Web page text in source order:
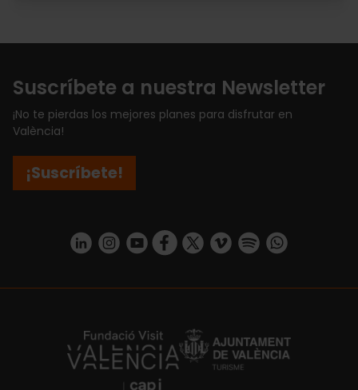
Suscríbete a nuestra Newsletter
¡No te pierdas los mejores planes para disfrutar en
València!
¡Suscríbete!
https://www.linkedin.com/company/turismo-valencia/mycompany/
https://www.instagram.com/visit_valencia/
https://www.youtube.com/user/
https://www.facebook.com/
https://twitter.com/
https://vimeo.com/
https://https://api.whatsapp.com/
https://fundacion.visitvalencia.com/